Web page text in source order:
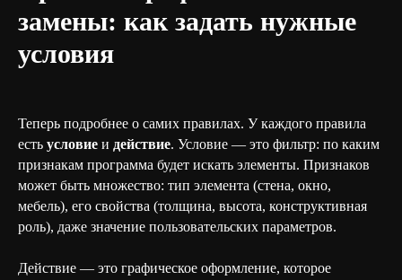
замены: как задать нужные
условия
Теперь подробнее о самих правилах. У каждого правила
есть условие и действие. Условие — это фильтр: по каким
признакам программа будет искать элементы. Признаков
может быть множество: тип элемента (стена, окно,
мебель), его свойства (толщина, высота, конструктивная
роль), даже значение пользовательских параметров.
Действие — это графическое оформление, которое